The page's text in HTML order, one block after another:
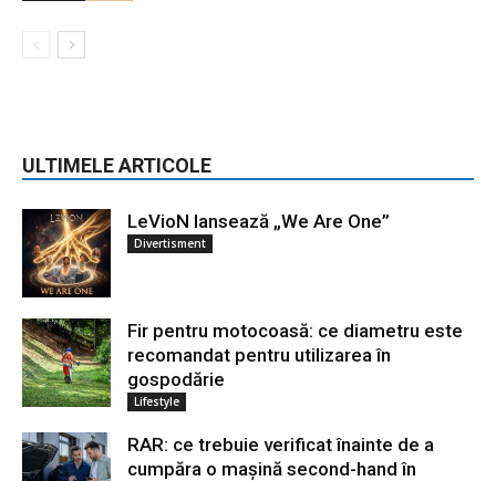
ULTIMELE ARTICOLE
LeVioN lansează „We Are One”
Divertisment
Fir pentru motocoasă: ce diametru este
recomandat pentru utilizarea în
gospodărie
Lifestyle
RAR: ce trebuie verificat înainte de a
cumpăra o mașină second-hand în